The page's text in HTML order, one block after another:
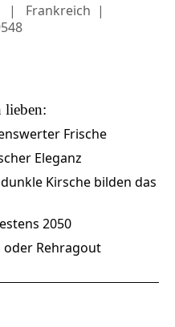
Frankreich
lieben:
Frische
Eleganz
Kirsche bilden das
2050
Rehragout